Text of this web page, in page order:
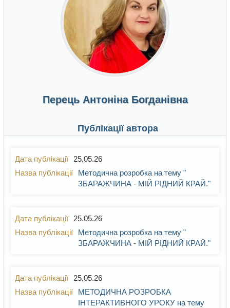
Перець Антоніна Богданівна
Публікації автора
25.05.26
Методична розробка на тему "
ЗБАРАЖЧИНА - МІЙ РІДНИЙ КРАЙ."
25.05.26
Методична розробка на тему "
ЗБАРАЖЧИНА - МІЙ РІДНИЙ КРАЙ."
25.05.26
МЕТОДИЧНА РОЗРОБКА
ІНТЕРАКТИВНОГО УРОКУ на тему